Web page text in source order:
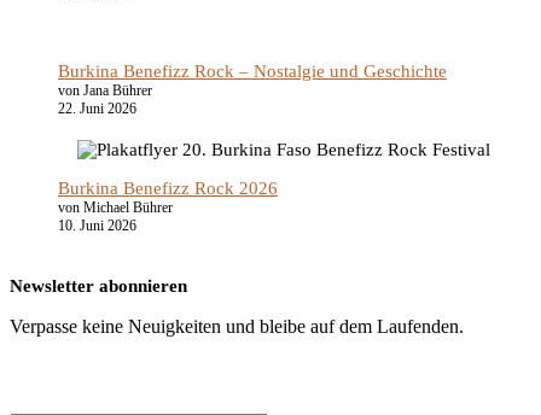
Burkina Benefizz Rock – Nostalgie und Geschichte
von Jana Bührer
22. Juni 2026
Burkina Benefizz Rock 2026
von Michael Bührer
10. Juni 2026
Newsletter abonnieren
Verpasse keine Neuigkeiten und bleibe auf dem Laufenden.